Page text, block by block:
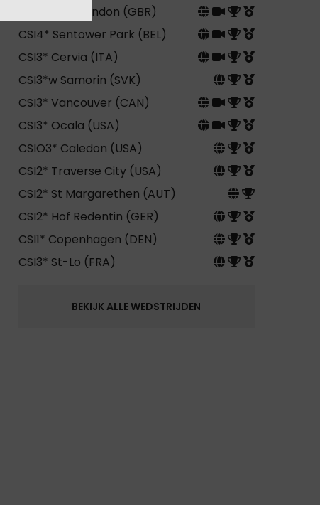
CSI5* GCT London (GBR)
CSI4* Sentower Park (BEL)
CSI3* Cervia (ITA)
CSI3*w Samorin (SVK)
CSI3* Vancouver (CAN)
CSI3* Ocala (USA)
CSIO3* Caledon (USA)
CSI2* Traverse City (USA)
CSI2* St Margarethen (AUT)
CSI2* Hof Redentin (GER)
CSI1* Copenhagen (DEN)
CSI3* St-Lo (FRA)
BEKIJK ALLE WEDSTRIJDEN